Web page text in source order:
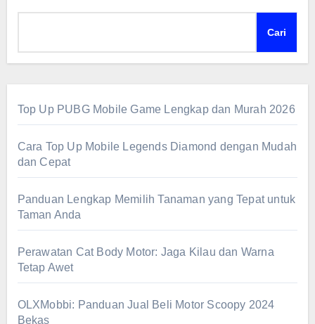
Cari
Top Up PUBG Mobile Game Lengkap dan Murah 2026
Cara Top Up Mobile Legends Diamond dengan Mudah
dan Cepat
Panduan Lengkap Memilih Tanaman yang Tepat untuk
Taman Anda
Perawatan Cat Body Motor: Jaga Kilau dan Warna
Tetap Awet
OLXMobbi: Panduan Jual Beli Motor Scoopy 2024
Bekas